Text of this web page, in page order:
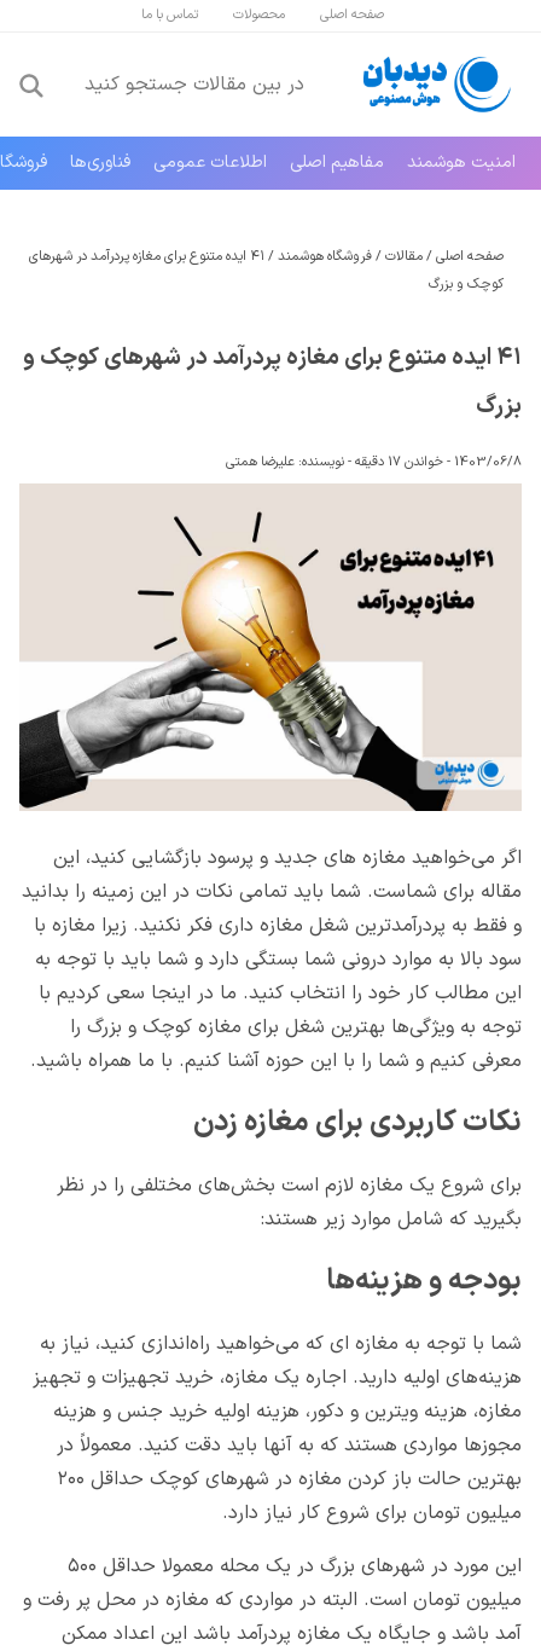
صفحه اصلی محصولات تماس با ما
امنیت هوشمند مفاهیم اصلی اطلاعات عمومی فناوری‌ها
صفحه اصلی/مقالات/فروشگاه هوشمند/
۴۱ ایده متنوع برای مغازه پردرآمد در شهرهای
کوچک و بزرگ
۴۱ ایده متنوع برای مغازه پردرآمد در شهرهای کوچک و
بزرگ
1403/06/8 - خواندن 17 دقیقه -نویسنده: علیرضا همتی
اگر می‌خواهید مغازه های جدید و پرسود بازگشایی کنید، این
مقاله برای شماست. شما باید تمامی نکات در این زمینه را بدانید
و فقط به پردرآمدترین شغل مغازه داری فکر نکنید. زیرا مغازه با
سود بالا به موارد درونی شما بستگی دارد و شما باید با توجه به
این مطالب کار خود را انتخاب کنید. ما در اینجا سعی کردیم با
توجه به ویژگی‌ها بهترین شغل برای مغازه کوچک و بزرگ را
معرفی کنیم و شما را با این حوزه آشنا کنیم. با ما همراه باشید.
نکات کاربردی برای مغازه زدن
برای شروع یک مغازه لازم است بخش‌های مختلفی را در نظر
بگیرید که شامل موارد زیر هستند:
بودجه و هزینه‌ها
شما با توجه به مغازه ای که می‌خواهید راه‌اندازی کنید، نیاز به
هزینه‌های اولیه دارید. اجاره یک مغازه، خرید تجهیزات و تجهیز
مغازه، هزینه ویترین و دکور، هزینه اولیه خرید جنس و هزینه
مجوزها مواردی هستند که به آنها باید دقت کنید. معمولاً در
بهترین حالت باز کردن مغازه در شهرهای کوچک حداقل ۲۰۰
میلیون تومان برای شروع کار نیاز دارد.
این مورد در شهرهای بزرگ در یک محله معمولا حداقل ۵۰۰
میلیون تومان است. البته در مواردی که مغازه در محل پر رفت و
آمد باشد و جایگاه یک مغازه پردرآمد باشد این اعداد ممکن